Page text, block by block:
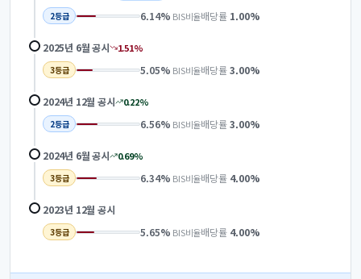
2등급 6.14% BIS비율배당률 1.00%
2025년 6월공시 1.51%
3등급 5.05% BIS비율배당률 3.00%
2024년 12월 공시 0.22%
2등급 6.56% BIS비율배당률 3.00%
2024년 6월공시 0.69%
3등급 6.34% BIS비율배당률 4.00%
2023년 12월 공시
3등급 5.65% BIS비율배당률 4.00%